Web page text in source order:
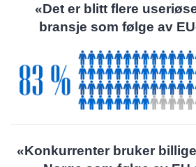
«Det er blitt flere
bransje som følge av
«Konkurrenter bruker